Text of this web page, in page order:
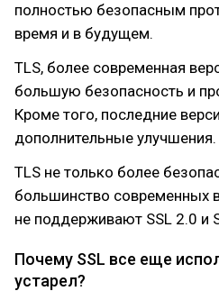
полностью безопасным
время и в будущем.
TLS, более современная
большую безопасность и
Кроме того, последние
дополнительные улучшения.
TLS не только более
большинство современных
не поддерживают SSL 2.0 и
Почему SSL все еще
устарел?